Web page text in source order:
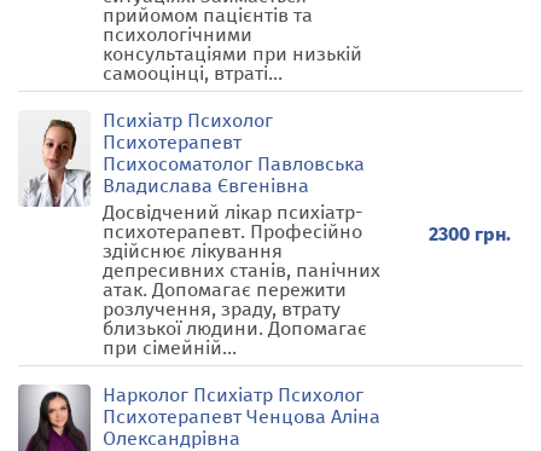
прийомом пацієнтів та
психологічними
консультаціями при низькій
самооцінці, втраті...
Психіатр Психолог
Психотерапевт
Психосоматолог Павловська
Владислава Євгенівна
Досвідчений лікар психіатр-
психотерапевт. Професійно
здійснює лікування
депресивних станів, панічних
атак. Допомагає пережити
розлучення, зраду, втрату
близької людини. Допомагає
при сімейній...
2300 грн.
Нарколог Психіатр Психолог
Психотерапевт Ченцова Аліна
Олександрівна